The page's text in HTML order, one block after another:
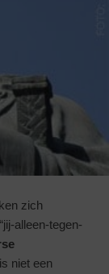
zich
alleen-tegen-
niet een